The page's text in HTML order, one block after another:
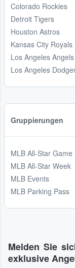
Colorado Rockies
Detroit Tigers
Houston Astros
Kansas City Royals
Los Angeles Angels
Los Angeles
Gruppierungen
MLB All-Star Game
MLB All-Star Week
MLB Events
MLB Parking Pass
Melden Sie
exklusive